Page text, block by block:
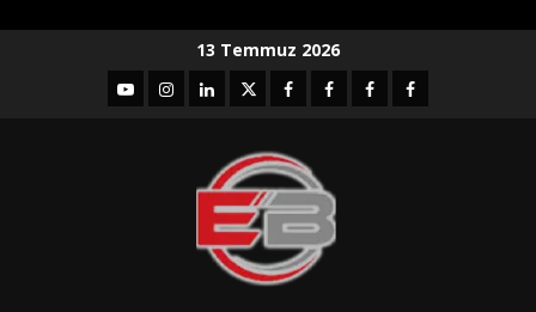
13 Temmuz 2026
YouTubeInstagram
LinkedIntwitterfacebook-Facebook-
Facebook-Facebook-